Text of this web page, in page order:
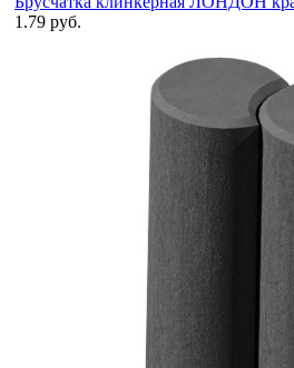
1.79 руб.